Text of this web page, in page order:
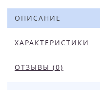
ОПИСАНИЕ
ХАРАКТЕРИСТИКИ
ОТЗЫВЫ (0)